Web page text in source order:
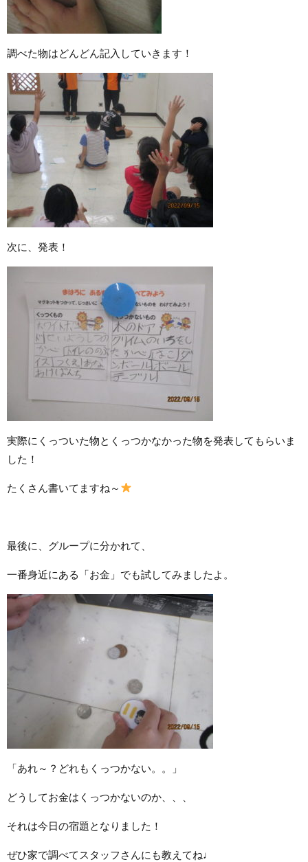
調べた物はどんどん記入していきます！
次に、発表！
実際にくっついた物とくっつかなかった物を発表してもらいま
した！
たくさん書いてますね～
最後に、グループに分かれて、
一番身近にある「お金」でも試してみましたよ。
「あれ～？どれもくっつかない。。」
どうしてお金はくっつかないのか、、、
それは今日の宿題となりました！
ぜひ家で調べてスタッフさんにも教えてね♩